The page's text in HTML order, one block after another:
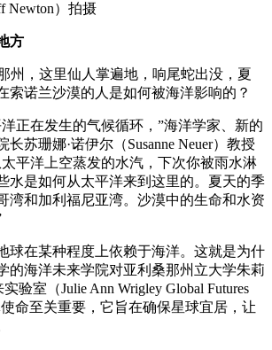
Newton）拍摄
方
州，这里仙人掌遍地，响尾蛇出没，夏
索诺兰沙漠的人是如何被海洋影响的？
正在发生的气候循环，”海洋学家、新的
苏珊娜·诺伊尔（Susanne Neuer）教授
平洋上空蒸发的水汽，下次你被雨水淋
水是如何从太平洋来到这里的。夏天的季
湾和加利福尼亚湾。沙漠中的生命和水资
球在某种程度上依赖于海洋。这就是为什
的海洋未来学院对亚利桑那州立大学朱莉
验室（Julie Ann Wrigley Global Futures
命至关重要，它旨在确保星球宜居，让